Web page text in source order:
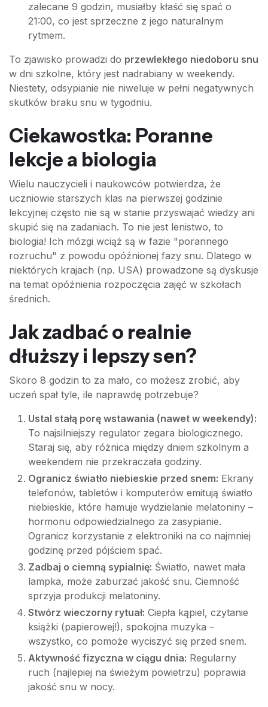
zalecane 9 godzin, musiałby kłaść się spać o
21:00, co jest sprzeczne z jego naturalnym
rytmem.
To zjawisko prowadzi do przewlekłego niedoboru snu
w dni szkolne, który jest nadrabiany w weekendy.
Niestety, odsypianie nie niweluje w pełni negatywnych
skutków braku snu w tygodniu.
Ciekawostka: Poranne
lekcje a biologia
Wielu nauczycieli i naukowców potwierdza, że
uczniowie starszych klas na pierwszej godzinie
lekcyjnej często nie są w stanie przyswajać wiedzy ani
skupić się na zadaniach. To nie jest lenistwo, to
biologia! Ich mózgi wciąż są w fazie "porannego
rozruchu" z powodu opóźnionej fazy snu. Dlatego w
niektórych krajach (np. USA) prowadzone są dyskusje
na temat opóźnienia rozpoczęcia zajęć w szkołach
średnich.
Jak zadbać o realnie
dłuższy i lepszy sen?
Skoro 8 godzin to za mało, co możesz zrobić, aby
uczeń spał tyle, ile naprawdę potrzebuje?
Ustal stałą porę wstawania (nawet w weekendy):
To najsilniejszy regulator zegara biologicznego.
Staraj się, aby różnica między dniem szkolnym a
weekendem nie przekraczała godziny.
Ogranicz światło niebieskie przed snem: Ekrany
telefonów, tabletów i komputerów emitują światło
niebieskie, które hamuje wydzielanie melatoniny –
hormonu odpowiedzialnego za zasypianie.
Ogranicz korzystanie z elektroniki na co najmniej
godzinę przed pójściem spać.
Zadbaj o ciemną sypialnię: Światło, nawet mała
lampka, może zaburzać jakość snu. Ciemność
sprzyja produkcji melatoniny.
Stwórz wieczorny rytuał: Ciepła kąpiel, czytanie
książki (papierowej!), spokojna muzyka –
wszystko, co pomoże wyciszyć się przed snem.
Aktywność fizyczna w ciągu dnia: Regularny
ruch (najlepiej na świeżym powietrzu) poprawia
jakość snu w nocy.